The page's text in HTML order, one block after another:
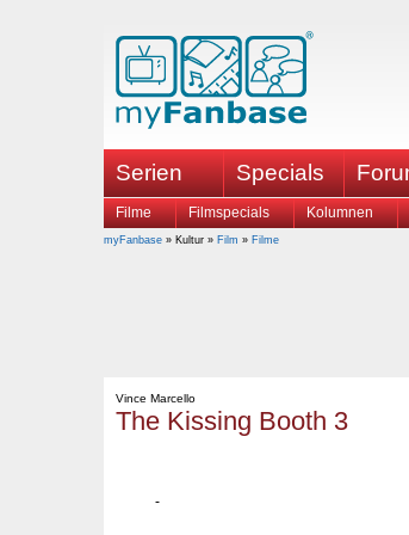
Serien Specials
Filme Filmspecials Kolumnen
myFanbase » Kultur » Film » Filme
Vince Marcello
The Kissing Booth 3